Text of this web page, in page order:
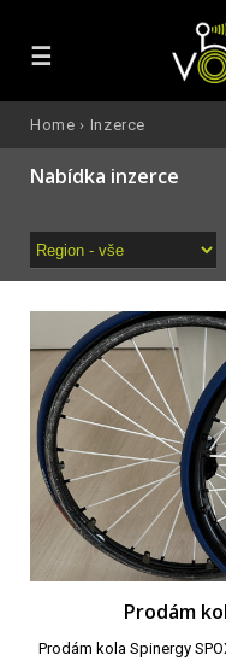
☰
Home › Inzerce
Nabídka inzerce
Prodám
Prodám kola Spinergy